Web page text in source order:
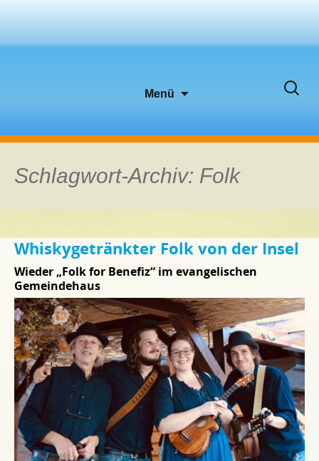
Menü
Suchen
Schlagwort-Archiv: Folk
Whiskygetränkter Folk von der Insel
Wieder „Folk for Benefiz“ im evangelischen
Gemeindehaus